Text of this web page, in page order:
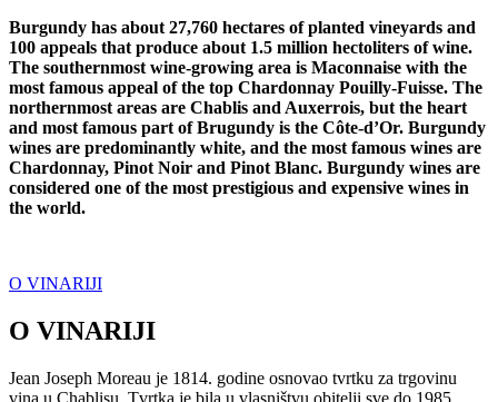
Burgundy has about 27,760 hectares of planted vineyards and
100 appeals that produce about 1.5 million hectoliters of wine.
The southernmost wine-growing area is Maconnaise with the
most famous appeal of the top Chardonnay Pouilly-Fuisse. The
northernmost areas are Chablis and Auxerrois, but the heart
and most famous part of Brugundy is the Côte-d’Or. Burgundy
wines are predominantly white, and the most famous wines are
Chardonnay, Pinot Noir and Pinot Blanc. Burgundy wines are
considered one of the most prestigious and expensive wines in
the world.
O VINARIJI
O VINARIJI
Jean Joseph Moreau je 1814. godine osnovao tvrtku za trgovinu
vina u Chablisu. Tvrtka je bila u vlasništvu obitelji sve do 1985.